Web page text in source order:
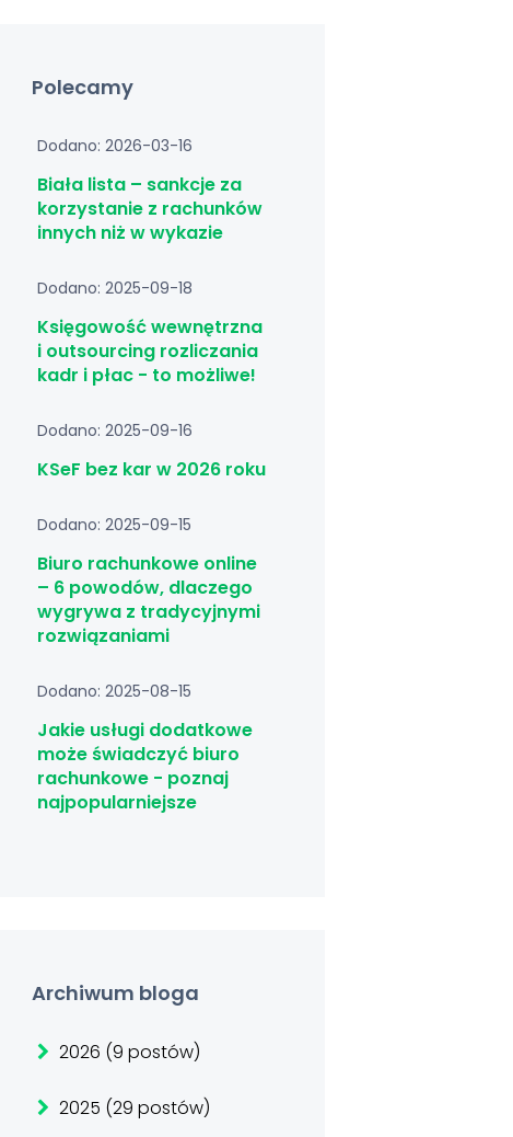
Polecamy
Dodano: 2026-03-16
Biała lista – sankcje za
korzystanie z rachunków
innych niż w wykazie
Dodano: 2025-09-18
Księgowość wewnętrzna
i outsourcing rozliczania
kadr i płac - to możliwe!
Dodano: 2025-09-16
KSeF bez kar w 2026 roku
Dodano: 2025-09-15
Biuro rachunkowe online
– 6 powodów, dlaczego
wygrywa z tradycyjnymi
rozwiązaniami
Dodano: 2025-08-15
Jakie usługi dodatkowe
może świadczyć biuro
rachunkowe - poznaj
najpopularniejsze
Archiwum bloga
2026 (9 postów)
2025 (29 postów)